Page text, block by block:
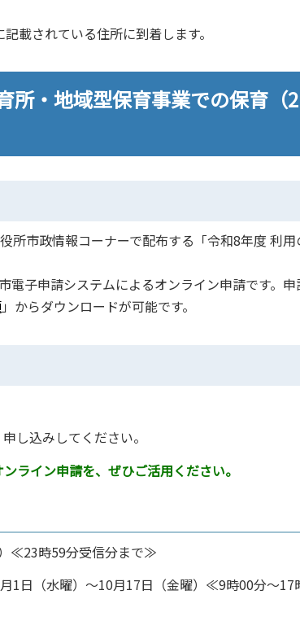
載されている住所に到着します。
所・地域型保育事業での保育（2
役所市政情報コーナーで配布する「令和8年度 利用
子申請システムによるオンライン申請です。申
」からダウンロードが可能です。
し込みしてください。
ライン申請を、ぜひご活用ください。
≪23時59分受信分まで≫
1日（水曜）～10月17日（金曜）≪9時00分～17